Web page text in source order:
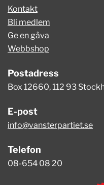
Kontakt
Bli medlem
Ge en gåva
Webbshop
Postadress
Box 12660, 112 93
E-post
info@vansterpartiet.se
Telefon
08-654 08 20